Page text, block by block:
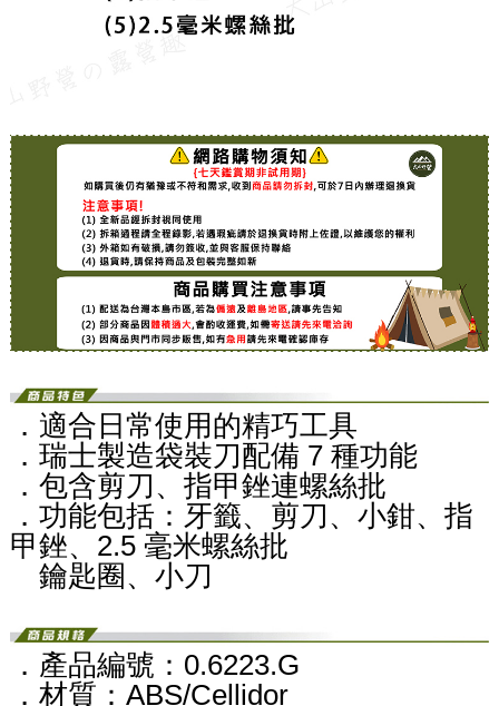
．適合日常使用的精巧工具
．瑞士製造袋裝刀配備 7 種功能
．包含剪刀、指甲銼連螺絲批
．功能包括： 牙籤、剪刀、小鉗、指
甲銼、2.5 毫米螺絲批
鑰匙圈、小刀
．產品編號：0.6223.G
．材質： ABS/Cellidor